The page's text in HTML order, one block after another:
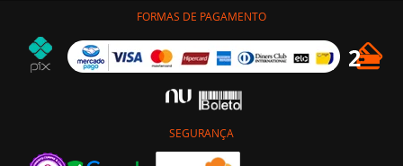
FORMAS DE PAGAMENTO
SEGURANÇA